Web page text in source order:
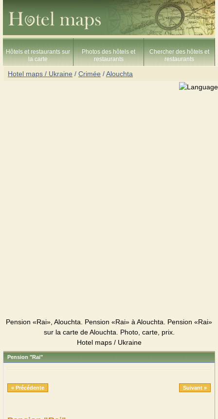
Hôtels et restaurants sur
la carte
Photos des hôtels et
restaurants
Chercher des hôtels et
restaurants
Hotel maps / Ukraine / Crimée /Alouchta
Pension «Rai», Alouchta. Pension «Rai» à Alouchta. Pension «Rai»
sur la carte de Alouchta. Photo, carte, prix.
Hotel maps / Ukraine
Pension "Rai"
« Précédente Suivant »